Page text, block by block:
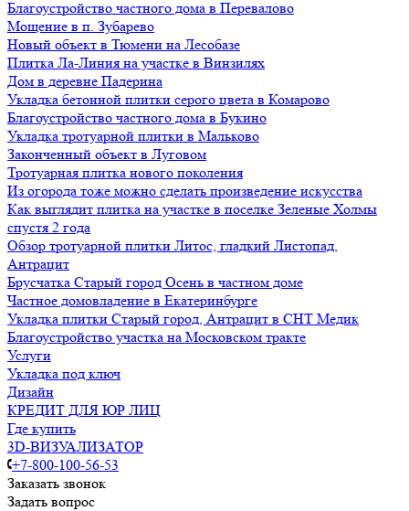
Благоустройство частного дома в Перевалово
Мощение в п. Зубарево
Новый объект в Тюмени на Лесобазе
Плитка Ла-Линия на участке в Винзилях
Дом в деревне Падерина
Укладка бетонной плитки серого цвета в Комарово
Благоустройство частного дома в Букино
Укладка тротуарной плитки в Мальково
Законченный объект в Луговом
Тротуарная плитка нового поколения
Из огорода тоже можно сделать произведение искусства
Как выглядит плитка на участке в поселке Зеленые Холмы
спустя 2 года
Обзор тротуарной плитки Литос, гладкий Листопад,
Антрацит
Брусчатка Старый город Осень в частном доме
Частное домовладение в Екатеринбурге
Укладка плитки Старый город, Антрацит в СНТ Медик
Благоустройство участка на Московском тракте
Услуги
Укладка под ключ
Дизайн
КРЕДИТ ДЛЯ ЮР ЛИЦ
Где купить
3D-ВИЗУАЛИЗАТОР
+7-800-100-56-53
Заказать звонок
Задать вопрос